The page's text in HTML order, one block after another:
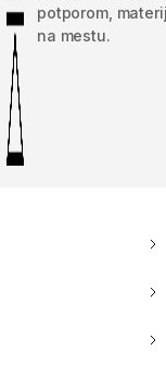
potporom,
na mestu.